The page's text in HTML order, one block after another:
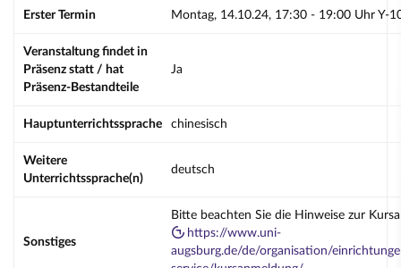
Erster Termin Montag, 14.10.24, 17:30 - 19:00 Uhr Y-
Veranstaltung findet in
Präsenz statt / hat
Präsenz-Bestandteile
Ja
Hauptunterrichtssprache chinesisch
Weitere
Unterrichtssprache(n)
deutsch
Sonstiges
Bitte beachten Sie die Hinweise zur
https://www.uni-
augsburg.de/de/organisation/